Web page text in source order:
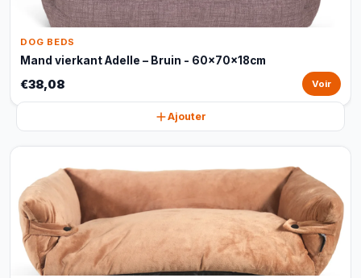
DOG BEDS
Mand vierkant Adelle – Bruin - 60x70x18cm
€38,08 Voir
Ajouter